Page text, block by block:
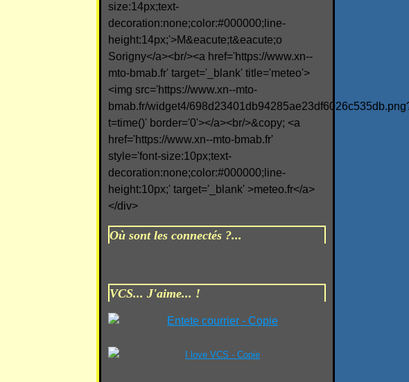
size:14px;text-
decoration:none;color:#000000;line-
height:14px;'>M&eacute;t&eacute;o
Sorigny</a><br/><a href='https://www.xn--
mto-bmab.fr' target='_blank' title='meteo'>
<img src='https://www.xn--mto-
bmab.fr/widget4/
t=time()' border='0'></a><br/>&copy; <a
href='https://www.xn--mto-bmab.fr'
style='font-size:10px;text-
decoration:none;color:#000000;line-
height:10px;' target='_blank' >meteo.fr</a>
</div>
Où sont les connectés ?...
VCS... J'aime... !